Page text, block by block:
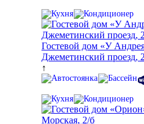
Гостевой дом «У
Джеметинский проезд, 2
↑